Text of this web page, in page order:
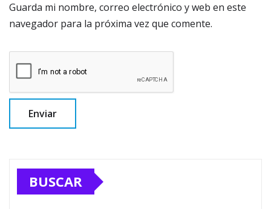
Guarda mi nombre, correo electrónico y web en este
navegador para la próxima vez que comente.
BUSCAR